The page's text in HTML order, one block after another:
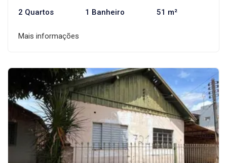
2 Quartos 1 Banheiro 51 m²
Mais informações